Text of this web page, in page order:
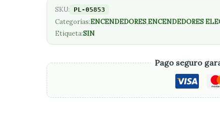
SKU: PL-05853
Categorías:ENCENDEDORES,ENCENDEDORES
Etiqueta:SIN
Pago seguro